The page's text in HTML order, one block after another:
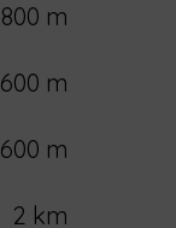
800 m
600 m
600 m
2 km